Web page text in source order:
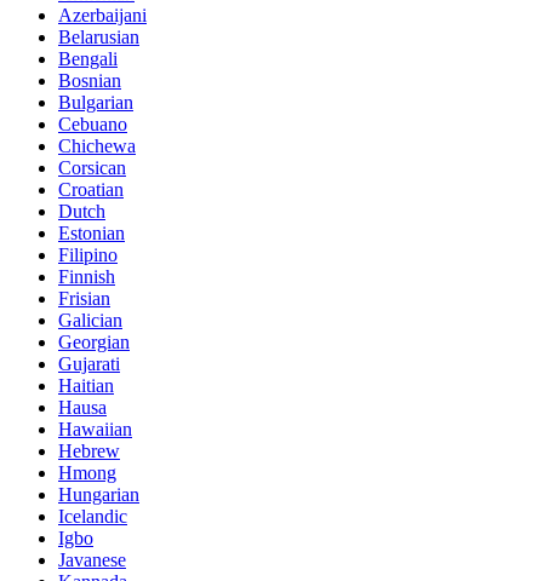
Azerbaijani
Belarusian
Bengali
Bosnian
Bulgarian
Cebuano
Chichewa
Corsican
Croatian
Dutch
Estonian
Filipino
Finnish
Frisian
Galician
Georgian
Gujarati
Haitian
Hausa
Hawaiian
Hebrew
Hmong
Hungarian
Icelandic
Igbo
Javanese